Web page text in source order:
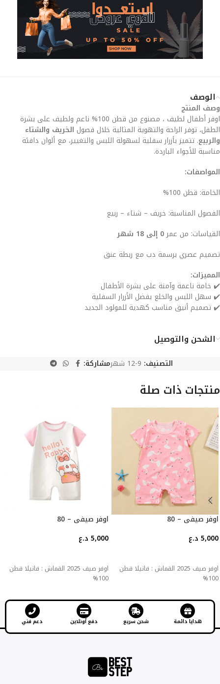
الوصف
وصف المنتج
اوفر أطفال لطيف ، مصنوع من قطن 100% ناعم ولطيف على بشرة
الطفل، توفر الراحة والتهوية المثالية خلال فصول الخريف والشتاء
والربيع. تتميز بأزرار سفلية لسهولة اللبس والتغيير، مع ألوان دافئة
مناسبة للأجواء الباردة.
المواصفات:
الخامة: قطن 100%
الفصول المناسبة: خريف – شتاء – ربيع
القياسات: من عمر0 إلى 18 شهر
تصميم عصري برسمة دب مع ربطة عنق
المميزات:
✔️ خامة ناعمة وآمنة على بشرة الأطفال
✔️ سهل اللبس والخلع بفضل الأزرار السفلية
✔️ تصميم أنيق مناسب كهدية للمولود الجديد
الشحن والتوصيل
التصنيف: 9-12 شهر مشاركة:
منتجات ذات صلة
اوفر صيفي – 80
5,000 د.ع
اوفر صيف 2025 القماش : فانيلا قطن
100%
اوفر صيفي – 80
5,000 د.ع
اوفر صيف 2025 القماش : فانيلا قطن
100%
هدايا دائمة شحن سريع دفع أونلاين دعم فني